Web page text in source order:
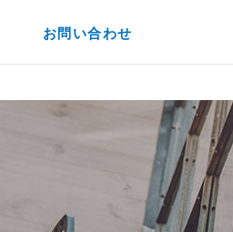
お問い合わせ